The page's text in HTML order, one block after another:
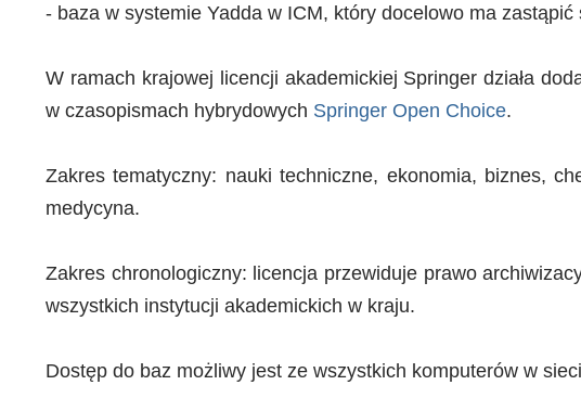
- baza w systemie Yadda w ICM, który docelowo ma zastąpić
W ramach krajowej licencji akademickiej Springer działa
w czasopismach hybrydowych Springer Open Choice.
Zakres tematyczny: nauki techniczne, ekonomia, biznes,
medycyna.
Zakres chronologiczny: licencja przewiduje prawo
wszystkich instytucji akademickich w kraju.
Dostęp do baz możliwy jest ze wszystkich komputerów w